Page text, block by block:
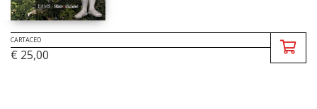
CARTACEO
€ 25,00